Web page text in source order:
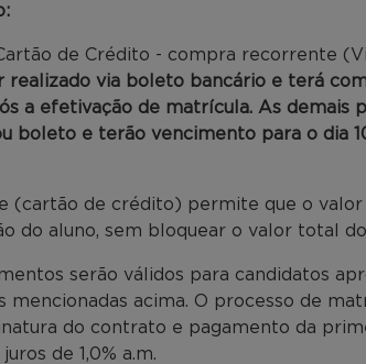
de Crédito - compra recorrente
realizado via boleto bancário e terá
a efetivação de matrícula. As demais
boleto e terão vencimento para o dia
(cartão de crédito) permite que o valor
do aluno, sem bloquear o valor total
serão válidos para candidatos
mencionadas acima. O processo de
do contrato e pagamento da
de 1,0% a.m.